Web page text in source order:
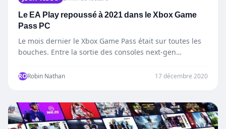
Le EA Play repoussé à 2021 dans le Xbox Game
Pass PC
Le mois dernier le Xbox Game Pass était sur toutes les
bouches. Entre la sortie des consoles next-gen…
RORobin Nathan 17 décembre 2020